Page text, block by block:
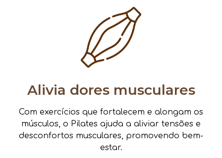
Alivia dores musculares
Com exercícios que fortalecem e alongam os
músculos, o Pilates ajuda a aliviar tensões e
desconfortos musculares, promovendo bem-
estar.